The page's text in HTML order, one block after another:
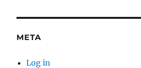
META
Log in